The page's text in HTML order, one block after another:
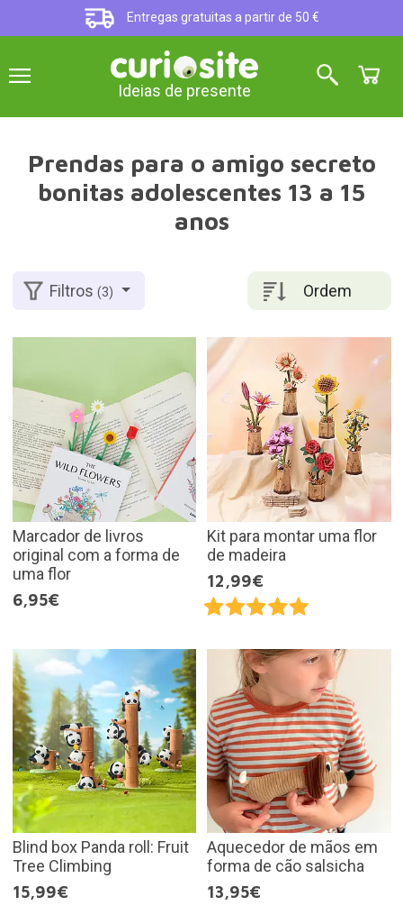
Entregas gratuitas a partir de 50 €
Ideias de presente
Prendas para o amigo secreto
bonitas adolescentes 13 a 15
anos
Ordem
Filtros(3)
Marcador de livros
original com a forma de
uma flor
6,95€
Kit para montar uma flor
de madeira
12,99€
Blind box Panda roll: Fruit
Tree Climbing
15,99€
Aquecedor de mãos em
forma de cão salsicha
13,95€